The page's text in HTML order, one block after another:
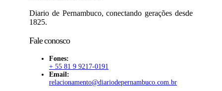
Diario de Pernambuco, conectando gerações desde
1825.
Fale conosco
Fones:
+ 55 81 9 9217-0191
Email:
relacionamento@diariodepernambuco.com.br